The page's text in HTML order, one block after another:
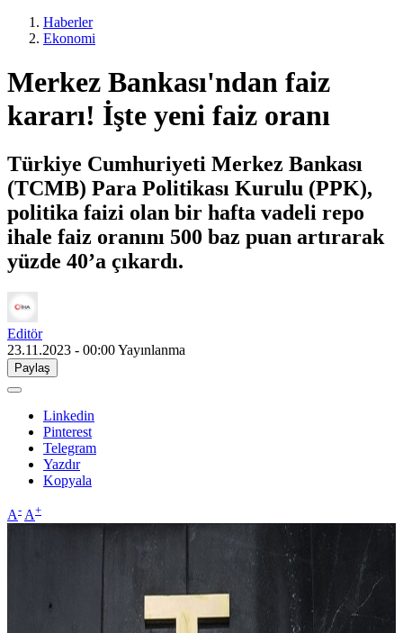
Haberler
Ekonomi
Merkez Bankası'ndan faiz
kararı! İşte yeni faiz oranı
Türkiye Cumhuriyeti Merkez Bankası
(TCMB) Para Politikası Kurulu (PPK),
politika faizi olan bir hafta vadeli repo
ihale faiz oranını 500 baz puan artırarak
yüzde 40’a çıkardı.
Editör
23.11.2023 - 00:00Yayınlanma
Paylaş
Linkedin
Pinterest
Telegram
Yazdır
Kopyala
A- A+